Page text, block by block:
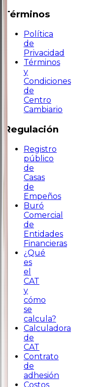
Términos
Política
de
Privacidad
Términos
y
Condiciones
de
Centro
Cambiario
Regulación
Registro
público
de
Casas
de
Empeños
Buró
Comercial
de
Entidades
Financieras
¿Qué
es
el
CAT
y
cómo
se
calcula?
Calculadora
de
CAT
Contrato
de
adhesión
Costos